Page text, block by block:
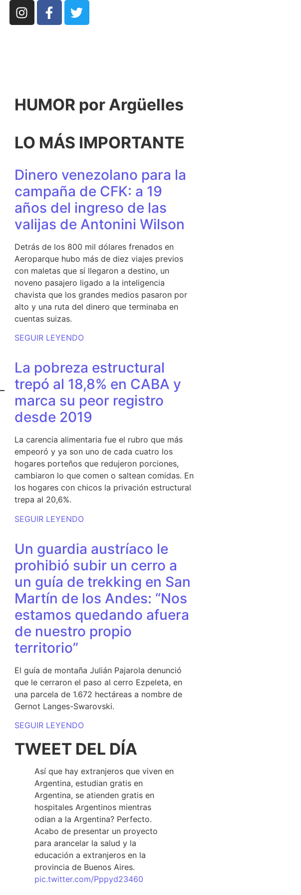
HUMOR por Argüelles​
LO MÁS IMPORTANTE
Dinero venezolano para la
campaña de CFK: a 19
años del ingreso de las
valijas de Antonini Wilson
Detrás de los 800 mil dólares frenados en
Aeroparque hubo más de diez viajes previos
con maletas que sí llegaron a destino, un
noveno pasajero ligado a la inteligencia
chavista que los grandes medios pasaron por
alto y una ruta del dinero que terminaba en
cuentas suizas.
SEGUIR LEYENDO
La pobreza estructural
trepó al 18,8% en CABA y
marca su peor registro
desde 2019
La carencia alimentaria fue el rubro que más
empeoró y ya son uno de cada cuatro los
hogares porteños que redujeron porciones,
cambiaron lo que comen o saltean comidas. En
los hogares con chicos la privación estructural
trepa al 20,6%.
SEGUIR LEYENDO
Un guardia austríaco le
prohibió subir un cerro a
un guía de trekking en San
Martín de los Andes: “Nos
estamos quedando afuera
de nuestro propio
territorio”
El guía de montaña Julián Pajarola denunció
que le cerraron el paso al cerro Ezpeleta, en
una parcela de 1.672 hectáreas a nombre de
Gernot Langes-Swarovski.
SEGUIR LEYENDO
TWEET DEL DÍA
Así que hay extranjeros que viven en
Argentina, estudian gratis en
Argentina, se atienden gratis en
hospitales Argentinos mientras
odian a la Argentina? Perfecto.
Acabo de presentar un proyecto
para arancelar la salud y la
educación a extranjeros en la
provincia de Buenos Aires.
pic.twitter.com/Pppyd23460